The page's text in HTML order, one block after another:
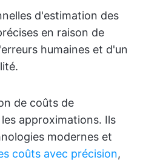
d'estimation des
en raison de
humaines et d'un
de coûts de
approximations. Ils
modernes et
coûts avec précision,